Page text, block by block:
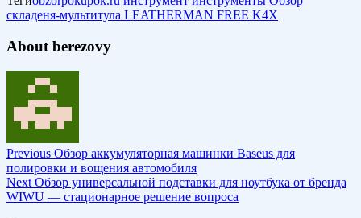
складеня-мультитула LEATHERMAN FREE K4X
About berezovy
Previous Обзор аккумуляторная машинки Baseus для
полировки и вощения автомобиля
Next Обзор универсальной подставки для ноутбука от бренда
WIWU — стационарное решение вопроса